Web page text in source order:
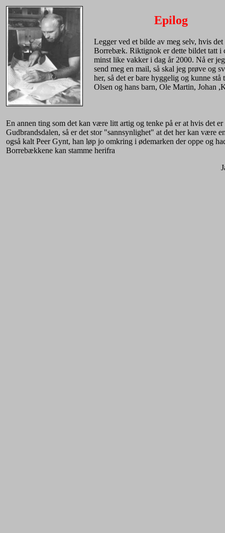
Epilog
Legger ved et bilde av meg selv, hvis
Borrebæk. Riktignok er dette bildet tatt i
minst like vakker i dag år 2000. Nå er
send meg en mail, så skal jeg prøve og
her, så det er bare hyggelig og kunne
Olsen og hans barn, Ole Martin, Johan
En annen ting som det kan være litt artig og tenke på er at hvis det
Gudbrandsdalen, så er det stor "sannsynlighet" at det her kan være
også kalt Peer Gynt, han løp jo omkring i ødemarken der oppe og
Borrebækkene kan stamme herifra